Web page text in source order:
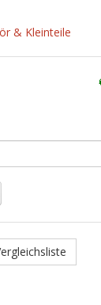
& Kleinteile